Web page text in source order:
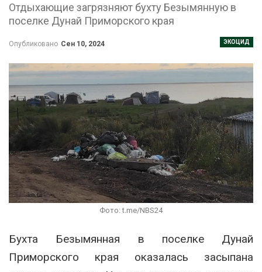
Отдыхающие загрязняют бухту Безымянную в
поселке Дунай Приморского края
ЭКОЦИД
Опубликовано Сен 10, 2024
Фото: t.me/NBS24
Бухта Безымянная в поселке Дунай
Приморского края оказалась засыпана